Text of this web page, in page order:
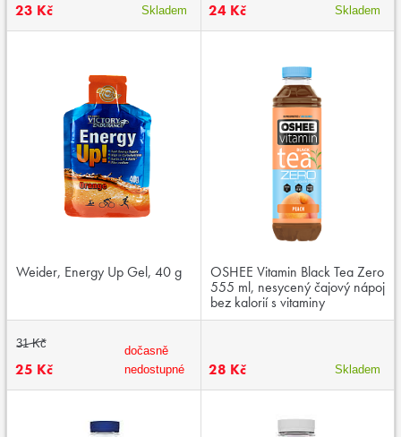
23 Kč Skladem 24 Kč Skladem
Weider, Energy Up Gel, 40 g
31 Kč
25 Kč
dočasně
nedostupné
OSHEE Vitamin Black Tea Zero
555 ml, nesycený čajový nápoj
bez kalorií s vitaminy
28 Kč Skladem